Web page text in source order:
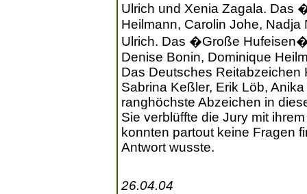
Ulrich und Xenia Zagala. Das
Heilmann, Carolin Johe,
Ulrich. Das �Große
Denise Bonin, Dominique
Das Deutsches Reitabzeichen
Sabrina Keßler, Erik Löb,
ranghöchste Abzeichen in
Sie verblüffte die Jury mit
konnten partout keine Fragen
Antwort wusste.
26.04.04